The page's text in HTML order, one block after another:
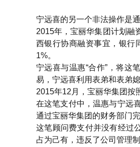
宁远喜的另一个非法操作是
2015年，宝丽华集团计划融
西银行协商融资事宜，银行
1%。
宁远喜与温惠“合作”，将这
易，宁远喜利用表弟和表弟
2015年12月，宝丽华集团按
在这笔支付中，温惠与宁远
通过宝丽华集团的财务部门
这笔顾问费支付并没有经过
占为己有，违反了公司管理